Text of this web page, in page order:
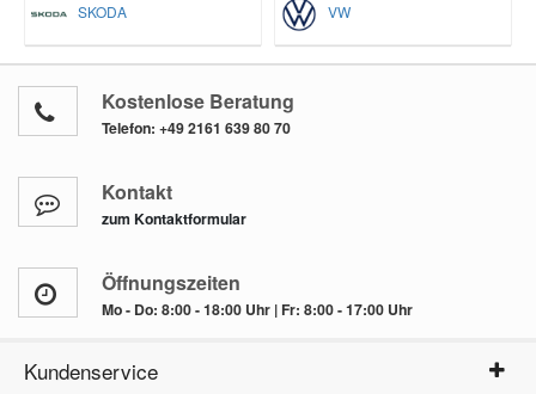
SKODA VW
Kostenlose Beratung
Telefon: +49 2161 639 80 70
Kontakt
zum Kontaktformular
Öffnungszeiten
Mo - Do: 8:00 - 18:00 Uhr | Fr: 8:00 - 17:00 Uhr
Kundenservice